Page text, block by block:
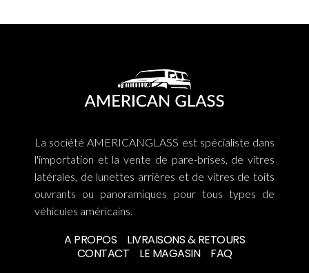
La société AMERICANGLASS est spécialiste dans
l'importation et la vente de pare-brises, de vitres
latérales, de lunettes arrières et de vitres de toits
ouvrants ou panoramiques pour tous types de
véhicules américains.
A PROPOS
LIVRAISONS & RETOURS
CONTACT
LE MAGASIN FAQ